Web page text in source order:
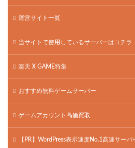
運営サイト一覧
当サイトで使用しているサーバーはコチラ
楽天 X GAME特集
おすすめ無料ゲームサーバー
ゲームアカウント高価買取
【PR】WordPress表示速度No.1高速サーバ